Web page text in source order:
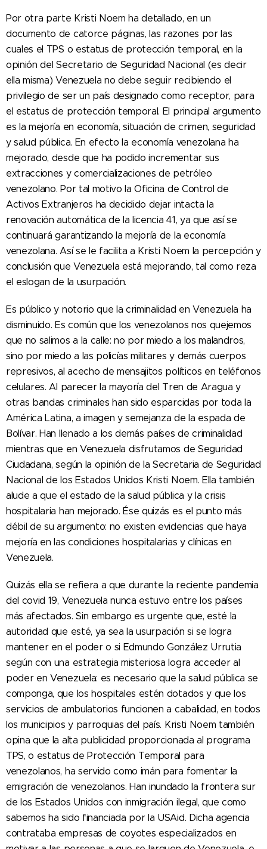
Por otra parte Kristi Noem ha detallado, en un
documento de catorce páginas, las razones por las
cuales el TPS o estatus de protección temporal, en la
opinión del Secretario de Seguridad Nacional (es decir
ella misma) Venezuela no debe seguir recibiendo el
privilegio de ser un país designado como receptor, para
el estatus de protección temporal. El principal argumento
es la mejoría en economía, situación de crimen, seguridad
y salud pública. En efecto la economía venezolana ha
mejorado, desde que ha podido incrementar sus
extracciones y comercializaciones de petróleo
venezolano. Por tal motivo la Oficina de Control de
Activos Extranjeros ha decidido dejar intacta la
renovación automática de la licencia 41, ya que así se
continuará garantizando la mejoría de la economía
venezolana. Así se le facilita a Kristi Noem la percepción y
conclusión que Venezuela está mejorando, tal como reza
el eslogan de la usurpación.
Es público y notorio que la criminalidad en Venezuela ha
disminuido. Es común que los venezolanos nos quejemos
que no salimos a la calle: no por miedo a los malandros,
sino por miedo a las policías militares y demás cuerpos
represivos, al acecho de mensajitos políticos en teléfonos
celulares. Al parecer la mayoría del Tren de Aragua y
otras bandas criminales han sido esparcidas por toda la
América Latina, a imagen y semejanza de la espada de
Bolívar. Han llenado a los demás países de criminalidad
mientras que en Venezuela disfrutamos de Seguridad
Ciudadana, según la opinión de la Secretaria de Seguridad
Nacional de los Estados Unidos Kristi Noem. Ella también
alude a que el estado de la salud pública y la crisis
hospitalaria han mejorado. Ése quizás es el punto más
débil de su argumento: no existen evidencias que haya
mejoría en las condiciones hospitalarias y clínicas en
Venezuela.
Quizás ella se refiera a que durante la reciente pandemia
del covid 19, Venezuela nunca estuvo entre los países
más afectados. Sin embargo es urgente que, esté la
autoridad que esté, ya sea la usurpación si se logra
mantener en el poder o si Edmundo González Urrutia
según con una estrategia misteriosa logra acceder al
poder en Venezuela: es necesario que la salud pública se
componga, que los hospitales estén dotados y que los
servicios de ambulatorios funcionen a cabalidad, en todos
los municipios y parroquias del país. Kristi Noem también
opina que la alta publicidad proporcionada al programa
TPS, o estatus de Protección Temporal para
venezolanos, ha servido como imán para fomentar la
emigración de venezolanos. Han inundado la frontera sur
de los Estados Unidos con inmigración ilegal, que como
sabemos ha sido financiada por la USAid. Dicha agencia
contrataba empresas de coyotes especializados en